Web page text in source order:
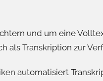
und um eine
als Transkription zur
automatisiert